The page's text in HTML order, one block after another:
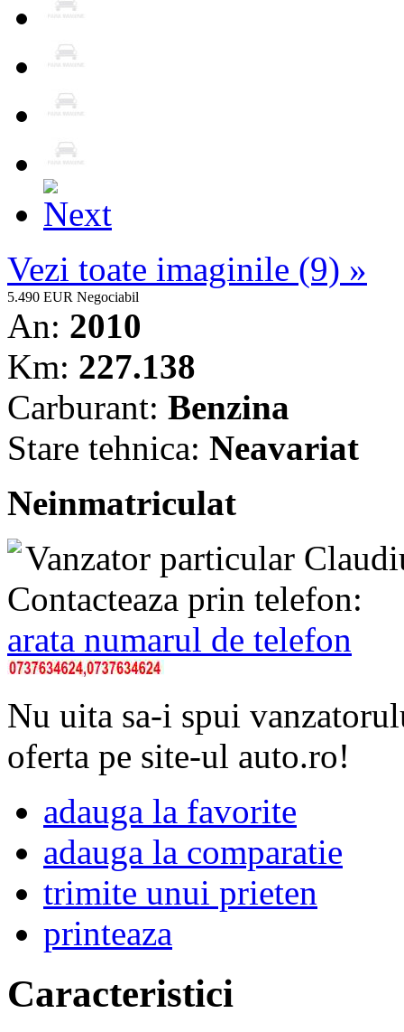
Vezi toate imaginile (9) »
5.490 EUR Negociabil
An: 2010
Km: 227.138
Carburant: Benzina
Stare tehnica: Neavariat
Neinmatriculat
Vanzator particular
Contacteaza prin telefon:
arata numarul de telefon
Nu uita sa-i spui
oferta pe site-ul auto.ro!
adauga la favorite
adauga la comparatie
trimite unui prieten
printeaza
Caracteristici